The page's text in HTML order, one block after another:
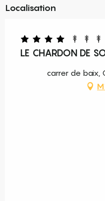
Localisation
LE CHARDON DE
carrer de baix,